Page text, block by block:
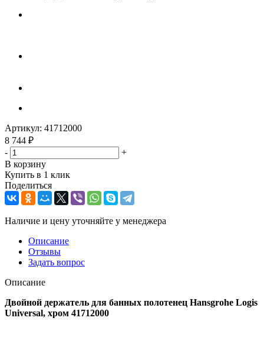
Артикул: 41712000
8 744 ₽
-
+
В корзину
Купить в 1 клик
Поделиться
Наличие и цену уточняйте у менеджера
Описание
Отзывы
Задать вопрос
Описание
Двойной держатель для банных полотенец Hansgrohe Logis
Universal, хром 41712000